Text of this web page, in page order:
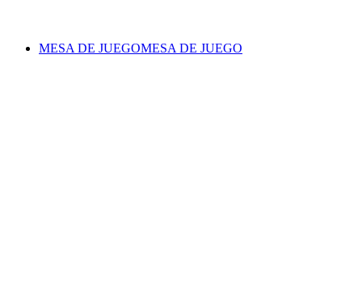
MESA DE JUEGOMESA DE JUEGO